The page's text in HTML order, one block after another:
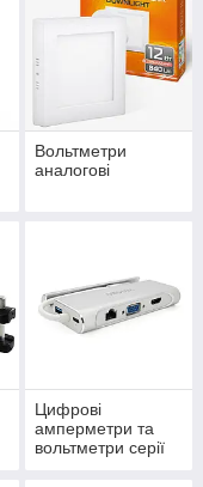
Вольтметри
аналогові
Цифрові
амперметри та
вольтметри серії